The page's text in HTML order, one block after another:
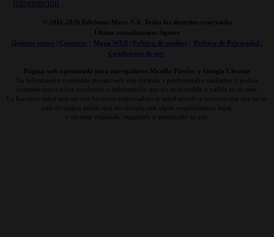
© 2011- 2026 Ediciones Mayo S.A. Todos los derechos reservados
Última actualización: Agosto
Quienes somos| Contacto Mapa WEB| Politica de cookies|
Politica de Privacidad /
Condiciones de uso
Página web optimizada para navegadores Mozilla Firefox y Google Chrome
La información contenida en esta web está dirigida a profesionales sanitarios y podría
contener datos sobre productos o información que no es accesible o válida en su país.
Le hacemos saber que no nos hacemos responsables si usted accede a información que en su
país de origen puede que no cumpla con algún requerimiento legal,
o no estar regulada, registrada o autorizado su uso.